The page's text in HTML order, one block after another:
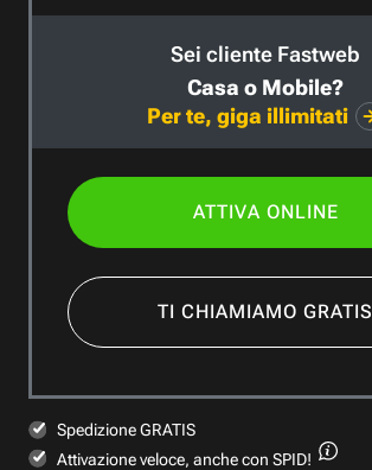
Sei cliente Fastweb
Casa o Mobile?
Per te, giga illimitati
ATTIVA ONLINE
TI CHIAMIAMO GRATIS
Spedizione GRATIS
Attivazione veloce, anche con SPID!